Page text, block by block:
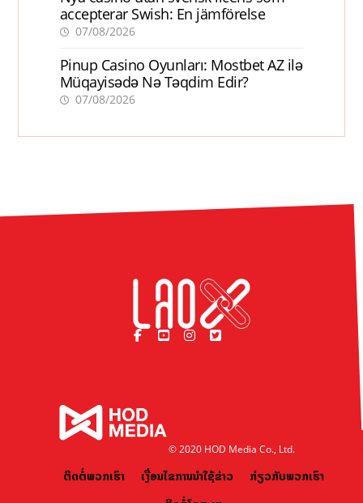
accepterar Swish: En jämförelse
07/08/2026
Pinup Casino Oyunları: Mostbet AZ ilə
Müqayisədə Nə Təqdim Edir?
07/08/2026
© 2020 HOD Media Co., Ltd.
ຕິດຕໍ່ພວກເຮົາ ເງື່ອນໄຂການນຳໃຊ້ຂ່າວ
ກ່ຽວກັບພວກເຮົາ